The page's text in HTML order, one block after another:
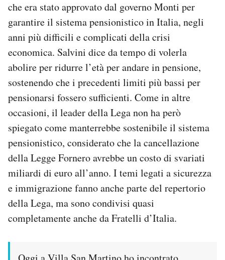
che era stato approvato dal governo Monti per
garantire il sistema pensionistico in Italia, negli
anni più difficili e complicati della crisi
economica. Salvini dice da tempo di volerla
abolire per ridurre l’età per andare in pensione,
sostenendo che i precedenti limiti più bassi per
pensionarsi fossero sufficienti. Come in altre
occasioni, il leader della Lega non ha però
spiegato come manterrebbe sostenibile il sistema
pensionistico, considerato che la cancellazione
della Legge Fornero avrebbe un costo di svariati
miliardi di euro all’anno. I temi legati a sicurezza
e immigrazione fanno anche parte del repertorio
della Lega, ma sono condivisi quasi
completamente anche da Fratelli d’Italia.